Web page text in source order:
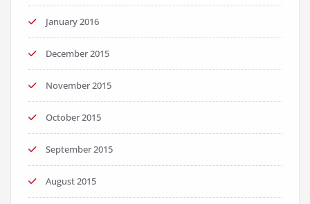
January 2016
December 2015
November 2015
October 2015
September 2015
August 2015